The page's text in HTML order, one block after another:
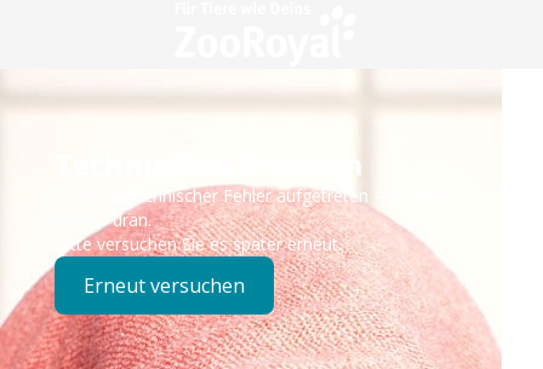
Technisches Problem
Es ist ein technischer Fehler aufgetreten – wir sind
bereits dran.
Bitte versuchen Sie es später erneut.
Erneut versuchen